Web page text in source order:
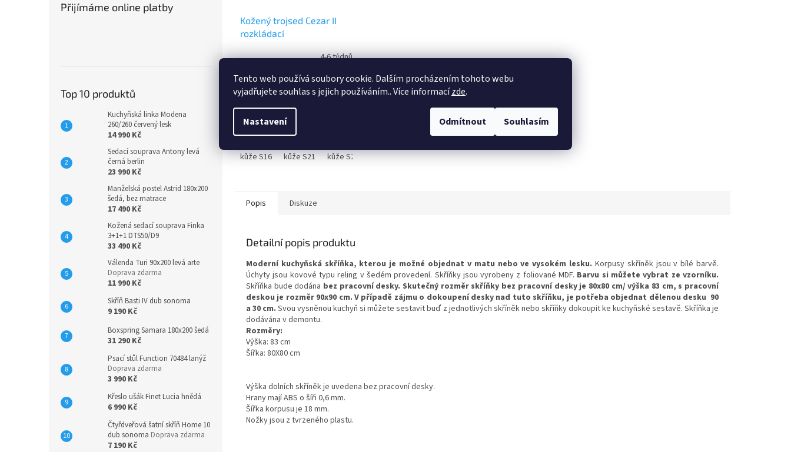
Tento web používá soubory cookie. Dalším procházením tohoto webu
vyjadřujete souhlas s jejich používáním.. Více informacízde.
Nastavení Odmítnout Souhlasím
Přijímáme online platby
Top 10 produktů
Kuchyňská linka Modena
260/260 červený lesk
14 990 Kč
Sedací souprava Antony levá
černá berlin
23 990 Kč
Manželská postel Astrid 180x200
šedá, bez matrace
17 490 Kč
Kožená sedací souprava Finka
3+1+1 DTS50/D9
33 490 Kč
Válenda Turi 90x200 levá arte
Doprava zdarma
11 990 Kč
Skříň Basti IV dub sonoma
9 190 Kč
Boxspring Samara 180x200 šedá
31 290 Kč
Psací stůl Function 70484 lanýž
Doprava zdarma
3 990 Kč
Křeslo ušák Finet Lucia hnědá
6 990 Kč
Čtyřdveřová šatní skříň Home 10
dub sonoma Doprava zdarma
7 190 Kč
Kožený trojsed Cezar II
rozkládací
4-6 týdnů
44 690 Kč DETAIL
Luxusní trojsed Cezar II v
provedení pravé kůže,
rozkládací
kůže S16
kůže S21 kůže S22 kůže S27 kůže S35 kůže S38 kůže S39 kůže S41
Popis Diskuze
Detailní popis produktu
Moderní kuchyňská skříňka, kterou je možné objednat v matu nebo ve vysokém lesku. Korpusy skříněk jsou v bílé barvě.
Úchyty jsou kovové typu reling v šedém provedení. Skříňky jsou vyrobeny z foliované MDF. Barvu si můžete vybrat ze vzorníku.
Skříňka bude dodána bez pracovní desky.Skutečný rozměr skříňky bez pracovní desky je 80x80 cm/ výška 83 cm, s pracovní
deskou je rozměr 90x90 cm. V případě zájmu o dokoupení desky nad tuto skříňku, je potřeba objednat dělenou desku 90
a 30 cm. Svou vysněnou kuchyň si můžete sestavit buď z jednotlivých skříněk nebo skříňky dokoupit ke kuchyňské sestavě. Skříňka je
dodávána v demontu.
Rozměry:
Výška: 83 cm
Šířka: 80X80 cm
Výška dolních skříněk je uvedena bez pracovní desky.
Hrany mají ABS o šíři 0,6 mm.
Šířka korpusu je 18 mm.
Nožky jsou z tvrzeného plastu.